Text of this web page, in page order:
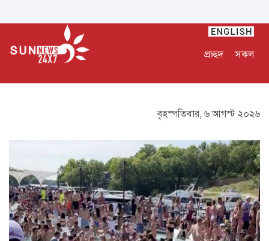
প্রচ্ছদ সকল
বৃহস্পতিবার, ৬ আগস্ট ২০২৬